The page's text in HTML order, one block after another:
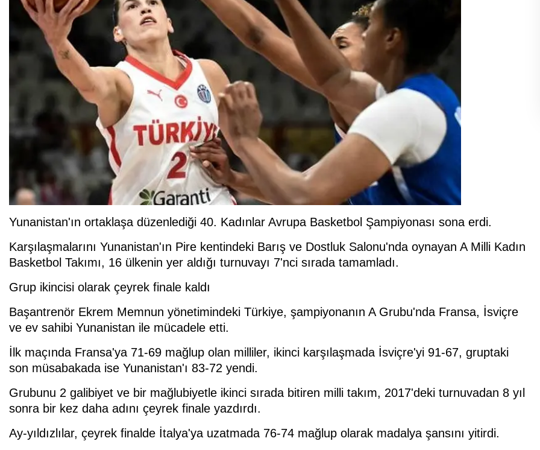
Yunanistan'ın ortaklaşa düzenlediği 40. Kadınlar Avrupa Basketbol Şampiyonası sona erdi.
Karşılaşmalarını Yunanistan'ın Pire kentindeki Barış ve Dostluk Salonu'nda oynayan A Milli Kadın
Basketbol Takımı, 16 ülkenin yer aldığı turnuvayı 7'nci sırada tamamladı.
Grup ikincisi olarak çeyrek finale kaldı
Başantrenör Ekrem Memnun yönetimindeki Türkiye, şampiyonanın A Grubu'nda Fransa, İsviçre
ve ev sahibi Yunanistan ile mücadele etti.
İlk maçında Fransa'ya 71-69 mağlup olan milliler, ikinci karşılaşmada İsviçre'yi 91-67, gruptaki
son müsabakada ise Yunanistan'ı 83-72 yendi.
Grubunu 2 galibiyet ve bir mağlubiyetle ikinci sırada bitiren milli takım, 2017'deki turnuvadan 8 yıl
sonra bir kez daha adını çeyrek finale yazdırdı.
Ay-yıldızlılar, çeyrek finalde İtalya'ya uzatmada 76-74 mağlup olarak madalya şansını yitirdi.